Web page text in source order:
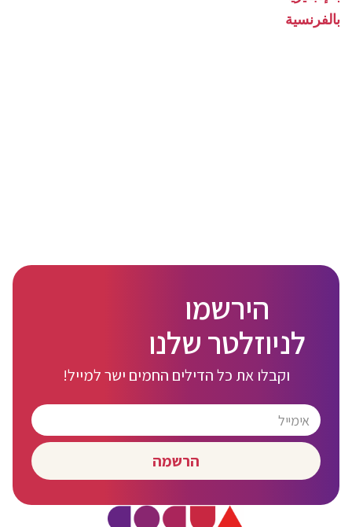
بالفرنسية
הירשמו
לניוזלטר שלנו
וקבלו את כל הדילים החמים ישר למייל!
הרשמה